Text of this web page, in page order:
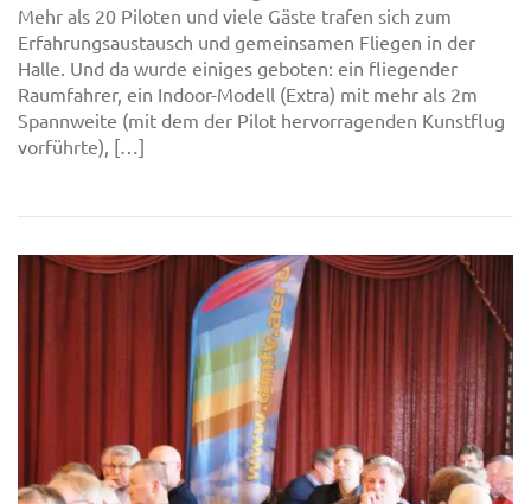
Mehr als 20 Piloten und viele Gäste trafen sich zum
Erfahrungsaustausch und gemeinsamen Fliegen in der
Halle. Und da wurde einiges geboten: ein fliegender
Raumfahrer, ein Indoor-Modell (Extra) mit mehr als 2m
Spannweite (mit dem der Pilot hervorragenden Kunstflug
vorführte), […]